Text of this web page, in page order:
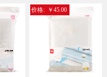
价格: ￥45.00